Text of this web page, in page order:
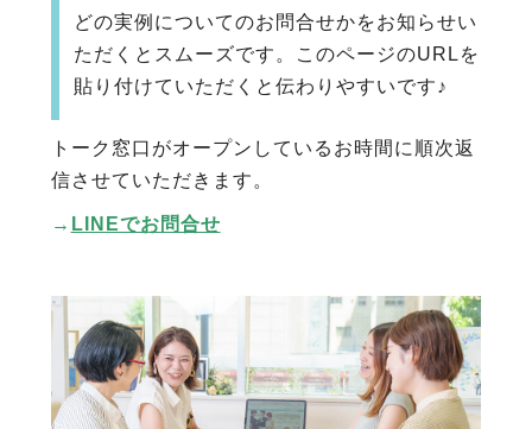
どの実例についてのお問合せかをお知らせい
ただくとスムーズです。このページのURLを
貼り付けていただくと伝わりやすいです♪
トーク窓口がオープンしているお時間に順次返
信させていただきます。
→ LINEでお問合せ